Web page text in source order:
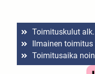
Toimituskulut
Ilmainen
Toimitusaika